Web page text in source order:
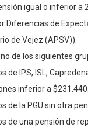
igual o inferior a
Diferencias de
de Vejez (APSV)).
de los siguientes
de IPS, ISL,
inferior a $231.440.
de la PGU sin otra
de una pensión de